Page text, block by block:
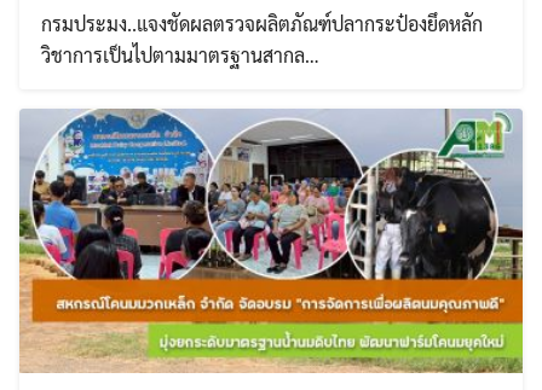
กรมประมง..แจงชัดผลตรวจผลิตภัณฑ์ปลากระป๋องยึดหลัก
วิชาการเป็นไปตามมาตรฐานสากล…